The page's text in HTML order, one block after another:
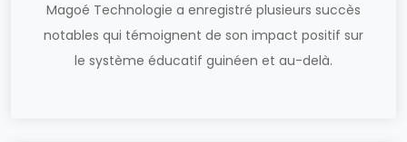
Magoé Technologie a enregistré plusieurs succès
notables qui témoignent de son impact positif sur
le système éducatif guinéen et au-delà.